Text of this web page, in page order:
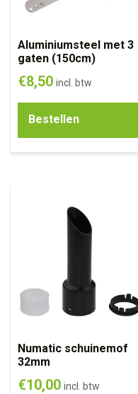
Aluminiumsteel met 3
gaten (150cm)
€8,50 incl. btw
Bestellen
Numatic schuinemof
32mm
€10,00 incl. btw